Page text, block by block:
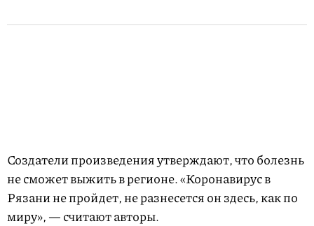
Создатели произведения утверждают, что болезнь
не сможет выжить в регионе. «Коронавирус в
Рязани не пройдет, не разнесется он здесь, как по
миру», — считают авторы.